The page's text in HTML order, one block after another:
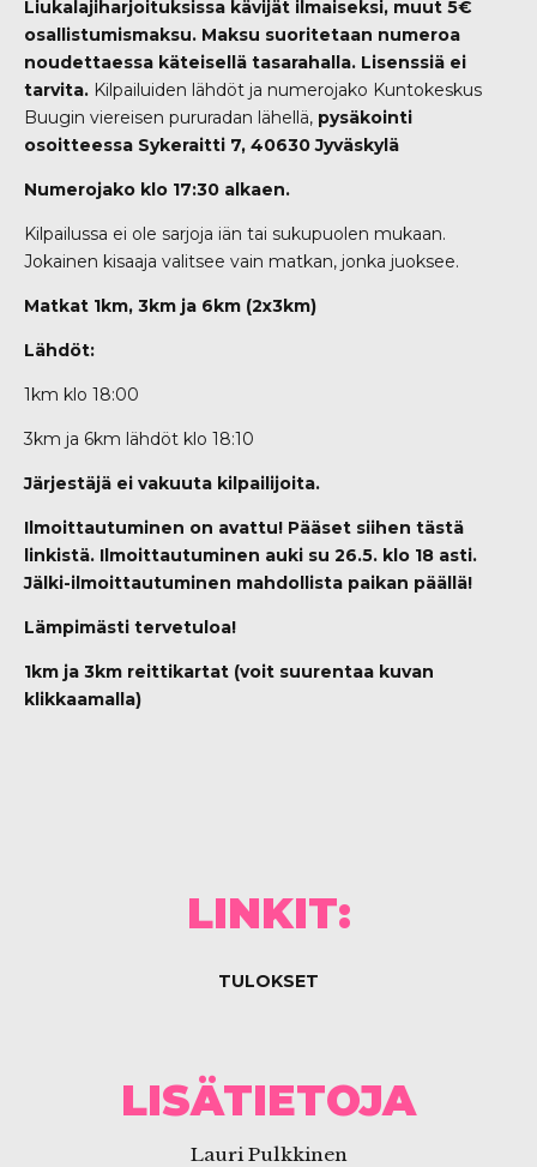
Liukalajiharjoituksissa kävijät ilmaiseksi, muut 5€
osallistumismaksu. Maksu suoritetaan numeroa
noudettaessa käteisellä tasarahalla. Lisenssiä ei
tarvita. Kilpailuiden lähdöt ja numerojako Kuntokeskus
Buugin viereisen pururadan lähellä, pysäkointi
osoitteessa Sykeraitti 7, 40630 Jyväskylä
Numerojako klo 17:30 alkaen.
Kilpailussa ei ole sarjoja iän tai sukupuolen mukaan.
Jokainen kisaaja valitsee vain matkan, jonka juoksee.
Matkat 1km, 3km ja 6km (2x3km)
Lähdöt:
1km klo 18:00
3km ja 6km lähdöt klo 18:10
Järjestäjä ei vakuuta kilpailijoita.
Ilmoittautuminen on avattu! Pääset siihen tästä
linkistä. Ilmoittautuminen auki su 26.5. klo 18 asti.
Jälki-ilmoittautuminen mahdollista paikan päällä!
Lämpimästi tervetuloa!
1km ja 3km reittikartat (voit suurentaa kuvan
klikkaamalla)
LINKIT:
TULOKSET
LISÄTIETOJA
Lauri Pulkkinen